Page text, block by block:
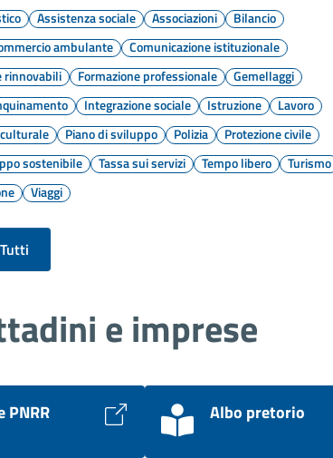
Assistenza sociale Associazioni
Bilancio
ambulante
Comunicazione istituzionale
rinnovabili Formazione professionale
Gemellaggi
Integrazione sociale Istruzione
Lavoro
Piano di sviluppo Polizia
Protezione civile
sostenibile Tassa sui servizi Tempo libero
Turismo
Viaggi
e imprese
Albo pretorio